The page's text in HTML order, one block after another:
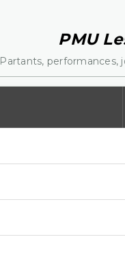
PMU
Partants, performances,